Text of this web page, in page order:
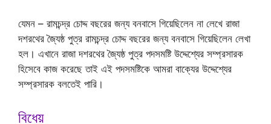
যেমন – রামচন্দ্র চোদ্দ বছরের জন্য বনবাসে গিয়েছিলেন না লেখে রাজা
দশরথের জ্যৈষ্ঠ পুত্র রামচন্দ্র চোদ্দ বছরের জন্য বনবাসে গিয়েছিলেন লেখা
হল। এখানে রাজা দশরথের জ্যৈষ্ঠ পুত্র পদসমষ্টি উদ্দেশ্যের সম্প্রসারক
হিসেবে কাজ করেছে তাই এই পদসমষ্টিকে আমরা বাক্যের উদ্দেশ্যের
সম্প্রসারক বলতেই পারি।
বিধেয়